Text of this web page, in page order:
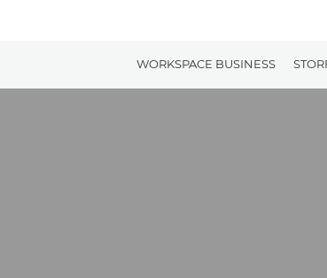
WORKSPACE BUSINESS